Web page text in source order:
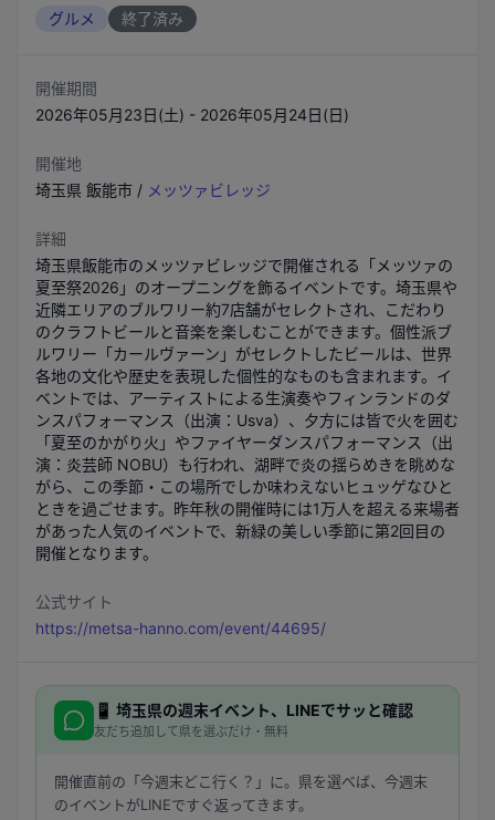
グルメ 終了済み
開催期間
2026年05月23日(土) - 2026年05月24日(日)
開催地
埼玉県 飯能市 / メッツァビレッジ
詳細
埼玉県飯能市のメッツァビレッジで開催される「メッツァの
夏至祭2026」のオープニングを飾るイベントです。埼玉県や
近隣エリアのブルワリー約7店舗がセレクトされ、こだわり
のクラフトビールと音楽を楽しむことができます。個性派ブ
ルワリー「カールヴァーン」がセレクトしたビールは、世界
各地の文化や歴史を表現した個性的なものも含まれます。イ
ベントでは、アーティストによる生演奏やフィンランドのダ
ンスパフォーマンス（出演：Usva）、夕方には皆で火を囲む
「夏至のかがり火」やファイヤーダンスパフォーマンス（出
演：炎芸師 NOBU）も行われ、湖畔で炎の揺らめきを眺めな
がら、この季節・この場所でしか味わえないヒュッゲなひと
ときを過ごせます。昨年秋の開催時には1万人を超える来場者
があった人気のイベントで、新緑の美しい季節に第2回目の
開催となります。
公式サイト
https://metsa-hanno.com/event/44695/
📱 埼玉県の週末イベント、LINEでサッと確認
友だち追加して県を選ぶだけ・無料
開催直前の「今週末どこ行く？」に。県を選べば、今週末
のイベントがLINEですぐ返ってきます。